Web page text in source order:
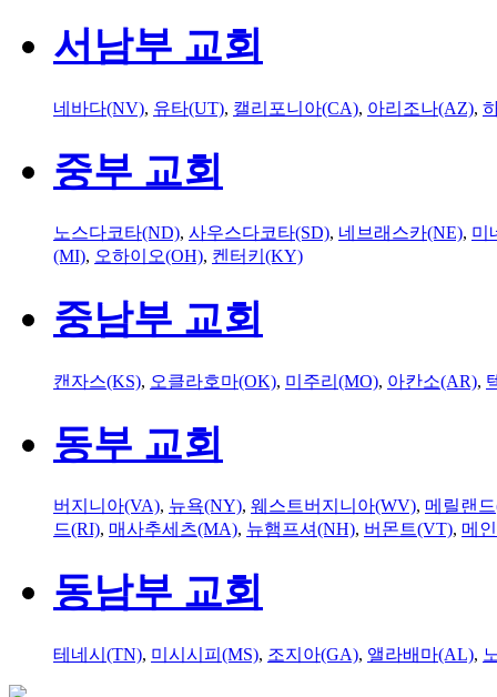
서남부 교회
네바다(NV), 유타(UT), 캘리포니아(CA), 아리조나(AZ),
중부 교회
노스다코타(ND), 사우스다코타(SD), 네브래스카(NE), 미
(MI), 오하이오(OH), 켄터키(KY)
중남부 교회
캔자스(KS), 오클라호마(OK), 미주리(MO), 아칸소(AR),
동부 교회
버지니아(VA), 뉴욕(NY), 웨스트버지니아(WV), 메릴랜
드(RI), 매사추세츠(MA), 뉴햄프셔(NH), 버몬트(VT), 메
동남부 교회
테네시(TN), 미시시피(MS), 조지아(GA), 앨라배마(AL),